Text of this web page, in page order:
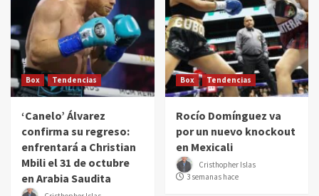
Box Tendencias
‘Canelo’ Álvarez
confirma su regreso:
enfrentará a Christian
Mbili el 31 de octubre
en Arabia Saudita
Box Tendencias
Rocío Domínguez va
por un nuevo knockout
en Mexicali
Cristhopher Islas
3 semanas hace